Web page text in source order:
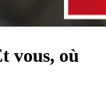
vous, où